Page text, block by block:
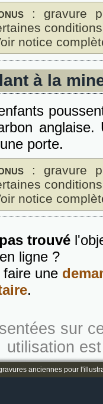
: gravure
notice
à la
porte.
: gravure
notice
pas trouvé
ligne ?
une
.
sur
utilisation
anciennes pour